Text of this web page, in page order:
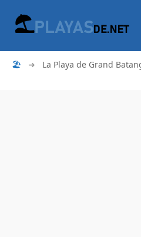
🏖 ➜ La Playa de Grand